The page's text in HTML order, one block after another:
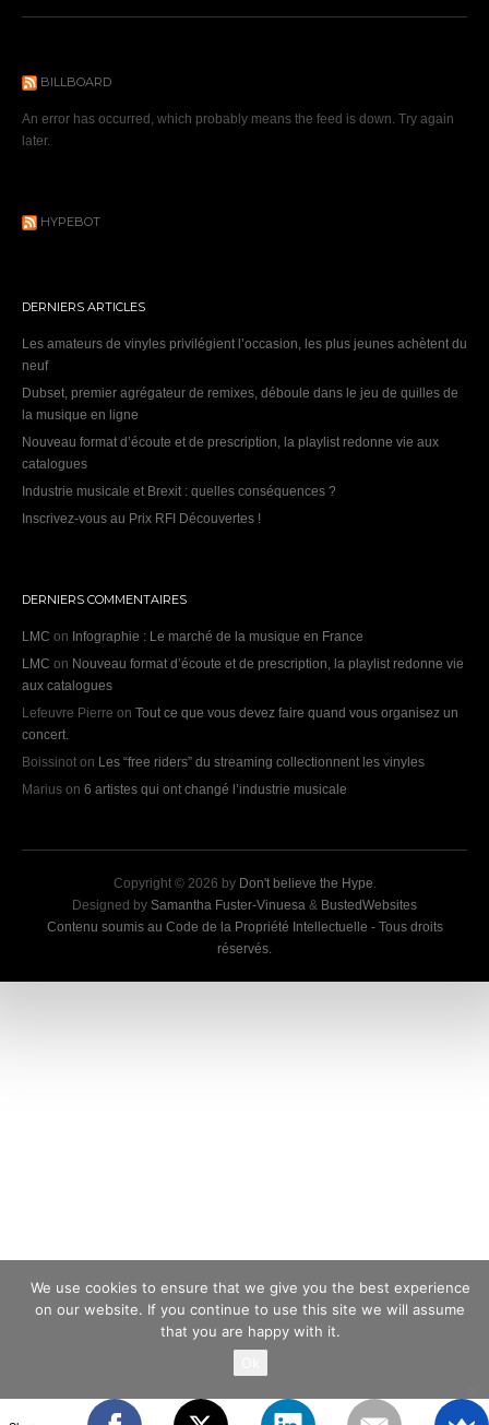
BILLBOARD
An error has occurred, which probably means the feed is down. Try again
later.
HYPEBOT
DERNIERS ARTICLES
Les amateurs de vinyles privilégient l’occasion, les plus jeunes achètent du
neuf
Dubset, premier agrégateur de remixes, déboule dans le jeu de quilles de
la musique en ligne
Nouveau format d’écoute et de prescription, la playlist redonne vie aux
catalogues
Industrie musicale et Brexit : quelles conséquences ?
Inscrivez-vous au Prix RFI Découvertes !
DERNIERS COMMENTAIRES
LMC on Infographie : Le marché de la musique en France
LMC on Nouveau format d’écoute et de prescription, la playlist redonne vie
aux catalogues
Lefeuvre Pierre on Tout ce que vous devez faire quand vous organisez un
concert.
Boissinot on Les “free riders” du streaming collectionnent les vinyles
Marius on 6 artistes qui ont changé l’industrie musicale
Copyright © 2026 by Don't believe the Hype.
Designed by Samantha Fuster-Vinuesa & BustedWebsites
Contenu soumis au Code de la Propriété Intellectuelle - Tous droits
réservés.
We use cookies to ensure that we give you the best experience
on our website. If you continue to use this site we will assume
that you are happy with it.